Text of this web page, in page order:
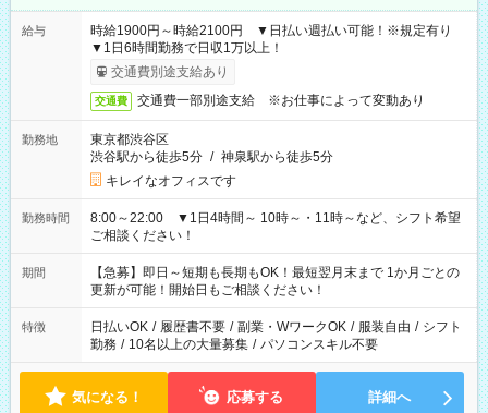
給与
時給1900円～時給2100円 ▼日払い週払い可能！※規定有り
▼1日6時間勤務で日収1万以上！
交通費別途支給あり
交通費 交通費一部別途支給 ※お仕事によって変動あり
勤務地
東京都渋谷区
渋谷駅から徒歩5分 / 神泉駅から徒歩5分
キレイなオフィスです
勤務時間
8:00～22:00 ▼1日4時間～ 10時～・11時～など、シフト希望
ご相談ください！
期間
【急募】即日～短期も長期もOK！最短翌月末まで 1か月ごとの
更新が可能！開始日もご相談ください！
特徴 日払いOK / 履歴書不要 / 副業・WワークOK / 服装自由 / シフト
勤務 / 10名以上の大量募集 / パソコンスキル不要
気になる！ 応募する 詳細へ